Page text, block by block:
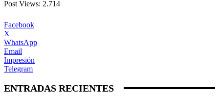
Post Views: 2.714
Facebook
X
WhatsApp
Email
Impresión
Telegram
ENTRADAS RECIENTES